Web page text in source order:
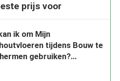
prijs voor
ik om Mijn
tijdens Bouw te
gebruiken?